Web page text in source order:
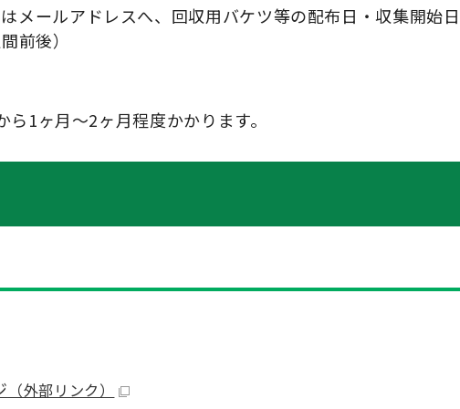
メールアドレスへ、回収用バケツ等の配布日・収集開始
前後）
ら1ヶ月～2ヶ月程度かかります。
（外部リンク）